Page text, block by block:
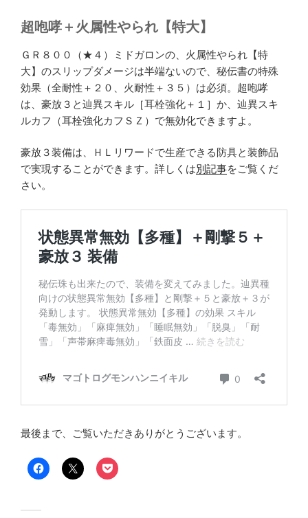
超咆哮＋火属性やられ【特大】
ＧＲ８００（★４）ミドガロンの、火属性やられ【特
大】のスリップダメージは半端ないので、秘伝書の特殊
効果（全耐性＋２０、火耐性＋３５）は必須。超咆哮
は、豪放３と辿異スキル［耳栓強化＋１］か、辿異スキ
ルカフ（耳栓強化カフＳＺ）で無効化できますよ。
豪放３装備は、ＨＬリワードで生産できる防具と装飾品
で実現することができます。詳しくは別記事をご覧くだ
さい。
最後まで、ご覧いただきありがとうございます。